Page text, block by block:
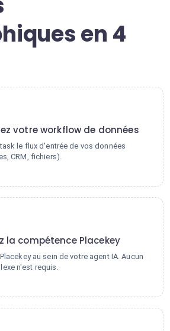
en 4
votre workflow de données
le flux d'entrée de vos données
CRM, fichiers).
la compétence Placekey
au sein de votre agent IA. Aucun
n'est requis.